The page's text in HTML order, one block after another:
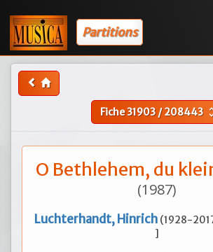
Partitions
Fiche31903/208443
O Bethlehem, du
(1987)
Luchterhandt, Hinrich (1928-
]